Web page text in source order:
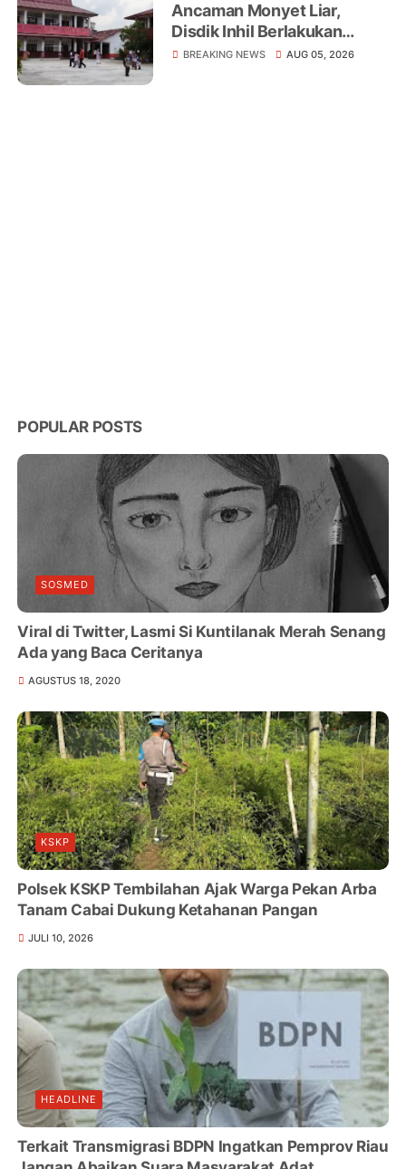
Ancaman Monyet Liar,
Disdik Inhil Berlakukan
Belajar dari Rumah di
BREAKING NEWS AUG 05, 2026
POPULAR POSTS
SOSMED
Viral di Twitter, Lasmi Si Kuntilanak Merah Senang
Ada yang Baca Ceritanya
AGUSTUS 18, 2020
KSKP
Polsek KSKP Tembilahan Ajak Warga Pekan Arba
Tanam Cabai Dukung Ketahanan Pangan
JULI 10, 2026
HEADLINE
Terkait Transmigrasi BDPN Ingatkan Pemprov Riau